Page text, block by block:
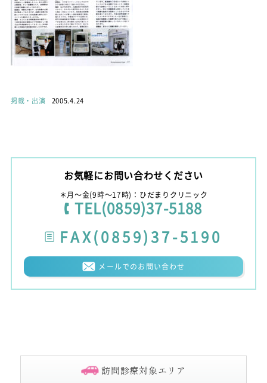
掲載・出演 2005.4.24
お気軽にお問い合わせください
＊月〜金(9時〜17時)：ひだまりクリニック
TEL(0859)37-5188
FAX(0859)37-5190
メールでのお問い合わせ
訪問診療対象エリア